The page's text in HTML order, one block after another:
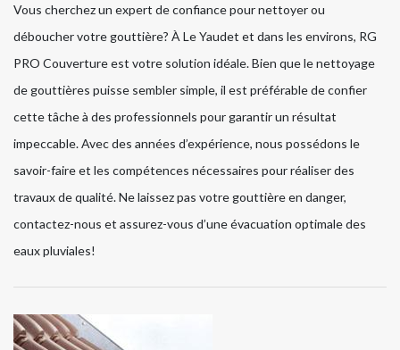
Vous cherchez un expert de confiance pour nettoyer ou
déboucher votre gouttière? À Le Yaudet et dans les environs, RG
PRO Couverture est votre solution idéale. Bien que le nettoyage
de gouttières puisse sembler simple, il est préférable de confier
cette tâche à des professionnels pour garantir un résultat
impeccable. Avec des années d’expérience, nous possédons le
savoir-faire et les compétences nécessaires pour réaliser des
travaux de qualité. Ne laissez pas votre gouttière en danger,
contactez-nous et assurez-vous d’une évacuation optimale des
eaux pluviales!